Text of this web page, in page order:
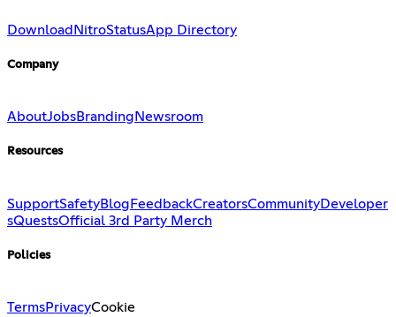
Download NitroStatusApp Directory
Company
AboutJobsBranding Newsroom
Resources
SupportSafetyBlog FeedbackCreatorsCommunityDeveloper
sQuestsOfficial 3rd Party Merch
Policies
TermsPrivacyCookie